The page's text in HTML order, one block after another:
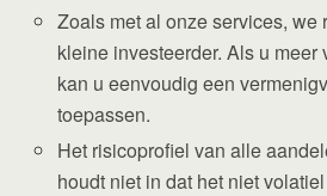
Zoals met al onze services, we
kleine investeerder. Als u meer
kan u eenvoudig een
toepassen.
Het risicoprofiel van alle
houdt niet in dat het niet